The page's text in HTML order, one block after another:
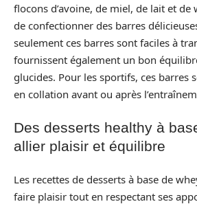
flocons d’avoine, de miel, de lait et de
de confectionner des barres
seulement ces barres sont faciles à
fournissent également un bon
glucides. Pour les sportifs, ces barres
en collation avant ou après
Des desserts healthy à
allier plaisir et équilibre
Les recettes de desserts à base de
faire plaisir tout en respectant ses